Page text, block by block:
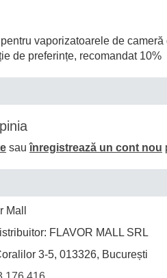
vaporizatoarele de cameră
de preferințe, recomandat 10%
sauînregistrează un cont nou
Mall
FLAVOR MALL SRL
3-5, 013326, București